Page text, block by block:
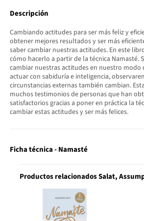
Descripción
Cambiando actitudes para ser más feliz y
obtener mejores resultados y ser más
saber cambiar nuestras actitudes. En este
cómo hacerlo a partir de la técnica Namasté.
cambiar nuestras actitudes en nuestro modo
actuar con sabiduría e inteligencia,
circunstancias externas también cambian.
muchos testimonios de personas que han
satisfactorios gracias a poner en práctica la
cambiar estas actitudes y ser más felices.
Ficha técnica - Namasté
Productos relacionados Salat,